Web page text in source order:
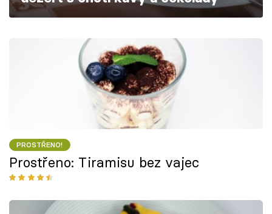
Přihlášení
PROSTŘENO!
Prostřeno: Tiramisu bez vajec